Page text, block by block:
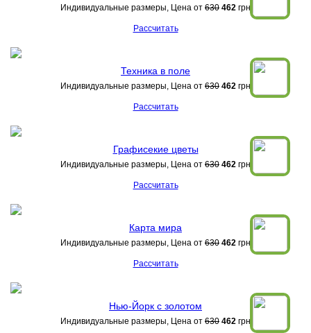
Индивидуальные размеры, Цена от 630 462 грн
Рассчитать
Техника в поле
Индивидуальные размеры, Цена от 630 462 грн
Рассчитать
Графисекие цветы
Индивидуальные размеры, Цена от 630 462 грн
Рассчитать
Карта мира
Индивидуальные размеры, Цена от 630 462 грн
Рассчитать
Нью-Йорк с золотом
Индивидуальные размеры, Цена от 630 462 грн